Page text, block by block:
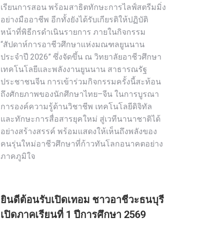
เรียนการสอน พร้อมสาธิตทักษะการไลฟ์สตรีมมิ่ง
อย่างมืออาชีพ อีกทั้งยังได้รับเกียรติให้ปฏิบัติ
หน้าที่พิธีกรดำเนินรายการ ภายในกิจกรรม
“สัปดาห์การอาชีวศึกษาแห่งมณฑลยูนนาน
ประจำปี 2026” ซึ่งจัดขึ้น ณ วิทยาลัยอาชีวศึกษา
เทคโนโลยีและพลังงานยูนนาน สาธารณรัฐ
ประชาชนจีน การเข้าร่วมกิจกรรมครั้งนี้สะท้อน
ถึงศักยภาพของนักศึกษาไทย–จีน ในการบูรณา
การองค์ความรู้ด้านวิชาชีพ เทคโนโลยีดิจิทัล
และทักษะการสื่อสารยุคใหม่ สู่เวทีนานาชาติได้
อย่างสร้างสรรค์ พร้อมแสดงให้เห็นถึงพลังของ
คนรุ่นใหม่อาชีวศึกษาที่ก้าวทันโลกอนาคตอย่าง
ภาคภูมิใจ
ยินดีต้อนรับเปิดเทอม ชาวอาชีวะธนบุรี
เปิดภาคเรียนที่ 1 ปีการศึกษา 2569